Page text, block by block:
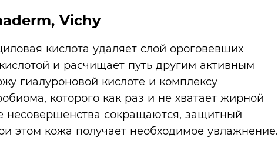
Vichy
кислота удаляет слой ороговевших
и расчищает путь другим активным
гиалуроновой кислоте и комплексу
которого как раз и не хватает жирной
несовершенства сокращаются, защитный
этом кожа получает необходимое увлажнение.